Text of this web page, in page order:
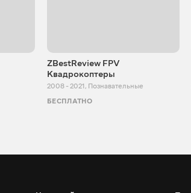
ZBestReview FPV
Квадрокоптеры
2008 - 2021, Познавательные
БЕСПЛАТНО